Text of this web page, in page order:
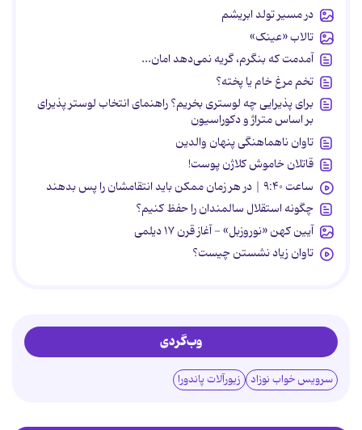
در مسیر تولد ابریشم
تالاب «عینک»
آمدمت که بنگرم، گریه نمی‌دهد امان...
تخم مرغ خام یا پخته؟
برای پذیرایی چه لوستری بخریم؟ راهنمای انتخاب لوستر پذیرای
بر اساس متراژ و دکوراسیون
تاوان ناهماهنگی پنهان والدین
قاتلان خاموش کلاژن پوست!
ساعت ۹:۴۰ | در هر زمان ممکن باید انتقامشان را پس بدهند
چگونه استقلال سالمندان را حفظ کنیم؟
آیین کهن «نوروزبل» - آغاز قرن ۱۷ دیلمی
تاوان زیاد نشستن چیست؟
وب‌گردی
سرویس خواب نوزاد زیورآلات پاندورا